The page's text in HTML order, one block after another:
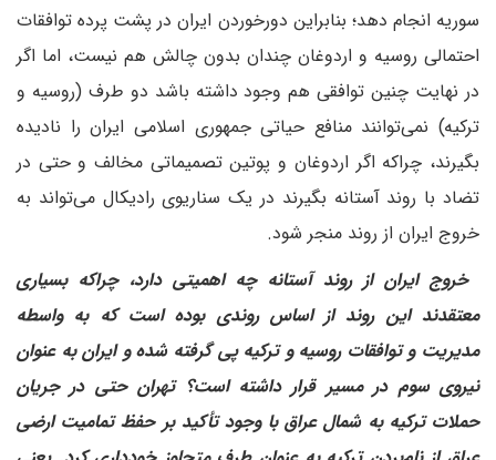
سوریه انجام دهد؛ بنابراین دورخوردن ایران در پشت پرده توافقات
احتمالی روسیه و اردوغان چندان بدون چالش هم نیست، اما اگر
در نهایت چنین توافقی هم وجود داشته باشد دو طرف (روسیه و
ترکیه) نمی‌توانند منافع حیاتی جمهوری اسلامی ایران را نادیده
بگیرند، چراکه اگر اردوغان و پوتین تصمیماتی مخالف و حتی در
تضاد با روند آستانه بگیرند در یک سناریوی رادیکال می‌تواند به
خروج ایران از روند منجر شود.
‌ خروج ایران از روند آستانه چه اهمیتی دارد، چراکه بسیاری
معتقدند این روند از اساس روندی بوده است که به واسطه
مدیریت و توافقات روسیه و ترکیه پی گرفته شده و ایران به عنوان
نیروی سوم در مسیر قرار داشته است؟ تهران حتی در جریان
حملات ترکیه به شمال عراق با وجود تأکید بر حفظ تمامیت ارضی